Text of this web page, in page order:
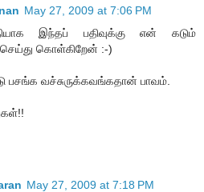
May 27, 2009 at 7:06 PM
இந்தப் பதிவுக்கு என் கடும்
கொள்கிறேன் :-)
பசங்க வச்சுருக்கவங்கதான் பாவம்.
May 27, 2009 at 7:18 PM